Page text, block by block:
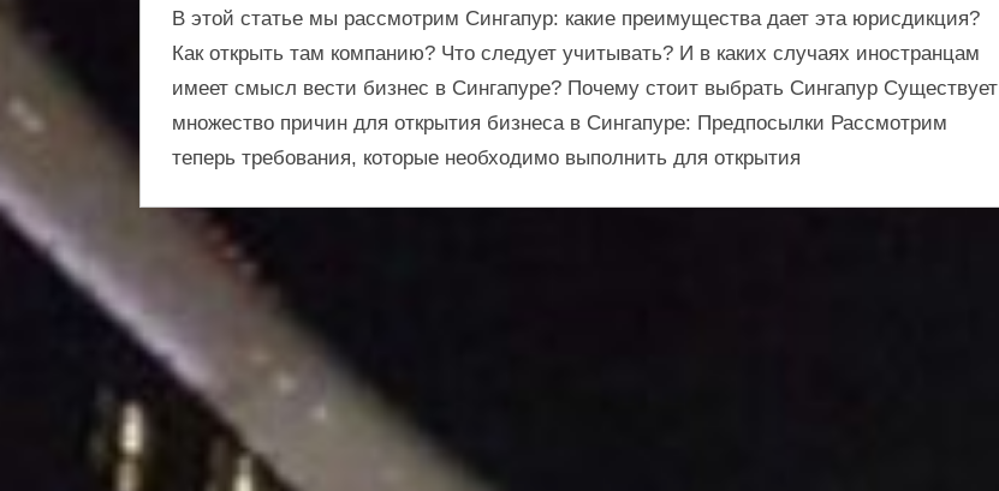
компаний,
получению
жительство,
защита
активов,
В этой статье мы рассмотрим Сингапур: какие преимущества дает эта юрисдикция?
Как открыть там компанию? Что следует учитывать? И в каких случаях иностранцам
имеет смысл вести бизнес в Сингапуре? Почему стоит выбрать Сингапур Существует
множество причин для открытия бизнеса в Сингапуре: Предпосылки Рассмотрим
теперь требования, которые необходимо выполнить для открытия